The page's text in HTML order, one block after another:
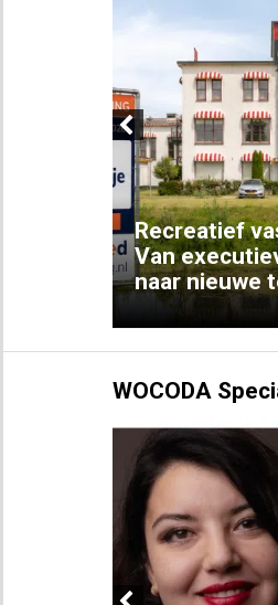
Previous
Recreatief
Van
naar nieuwe
WOCODA